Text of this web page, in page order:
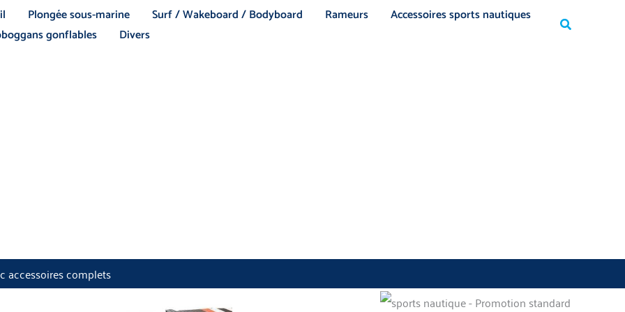
Plongée sous-marine Surf / Wakeboard / Bodyboard Rameurs
Accessoires sports nautiques
gonflables Divers Rechercher
accessoires complets
Rechercher